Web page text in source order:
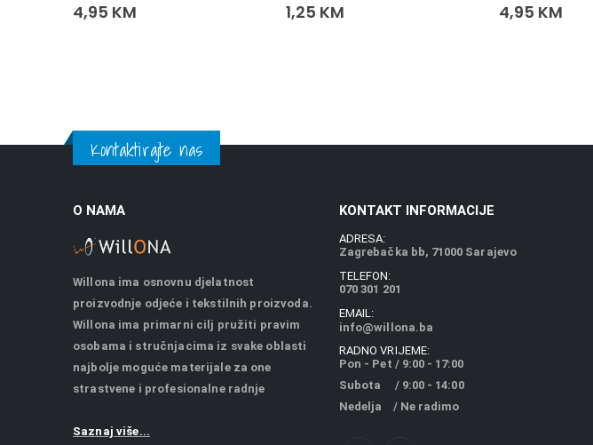
4,95 KM 1,25 KM 4,95 KM
Kontaktirajte nas
O NAMA
Willona ima osnovnu djelatnost
proizvodnje odjeće i tekstilnih proizvoda.
Willona ima primarni cilj pružiti pravim
osobama i stručnjacima iz svake oblasti
najbolje moguće materijale za one
strastvene i profesionalne radnje
Saznaj više...
KONTAKT INFORMACIJE
ADRESA:
Zagrebačka bb, 71000 Sarajevo
TELEFON:
070 301 201
EMAIL:
info@willona.ba
RADNO VRIJEME:
Pon - Pet / 9:00 - 17:00
Subota / 9:00 - 14:00
Nedelja / Ne radimo